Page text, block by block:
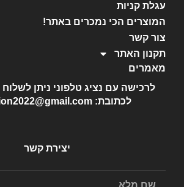
עגלת קניות
המוצרים הכי נמכרים באתר!
צור קשר
תקנון האתר
מאמרים
לרכישה עם נציג טלפוני ניתן לשלוח
לכתובת: htofashion2022@gmail.com
יצירת קשר